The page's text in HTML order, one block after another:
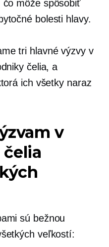
čo môže spôsobiť
bolesti hlavy.
tri hlavné výzvy v
čelia, a
ich všetky naraz
v
sú bežnou
veľkostí: